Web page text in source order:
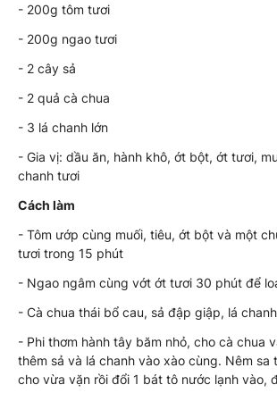
- 200g tôm tươi
- 200g ngao tươi
- 2 cây sả
- 2 quả cà chua
- 3 lá chanh lớn
- Gia vị: dầu ăn, hành khô, ớt bột, ớt tươi,
chanh tươi
Cách làm
- Tôm ướp cùng muối, tiêu, ớt bột và một
tươi trong 15 phút
- Ngao ngâm cùng vớt ớt tươi 30 phút để
- Cà chua thái bổ cau, sả đập giập, lá
- Phi thơm hành tây băm nhỏ, cho cà chua
thêm sả và lá chanh vào xào cùng. Nêm sa
cho vừa vặn rồi đổi 1 bát tô nước lạnh vào,